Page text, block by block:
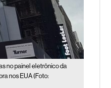
no painel eletrônico da
nos EUA (Foto: